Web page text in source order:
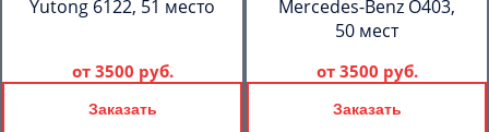
Yutong 6122, 51 место
от 3500 руб.
Заказать
Mercedes-Benz О403,
50 мест
от 3500 руб.
Заказать